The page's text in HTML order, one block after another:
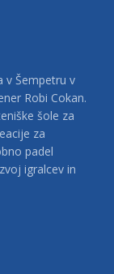
v Šempetru v
Robi Cokan.
šole za
za
padel
igralcev in